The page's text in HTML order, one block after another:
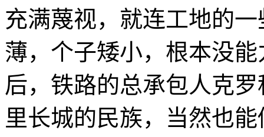
充满蔑视，就连工地的
薄，个子矮小，根本没
后，铁路的总承包人克
里长城的民族，当然也